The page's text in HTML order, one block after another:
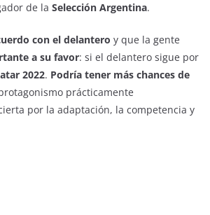
de la Selección Argentina.
con el delantero y que la gente
a su favor: si el delantero sigue por
2022. Podría tener más chances de
prácticamente
por la adaptación, la competencia y